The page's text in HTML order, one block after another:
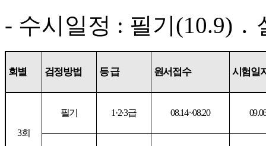
- 수시일정 : 필기(10.9) ․
회별 검정방법 등 급 원서접수 시험일
3회
필기 1·2·3급 08.14~08.20